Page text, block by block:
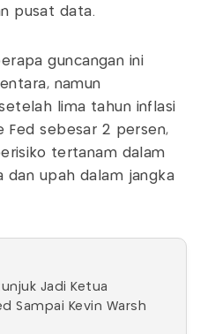
pusat data.
guncangan ini
namun
lima tahun inflasi
Fed sebesar 2 persen,
tertanam dalam
dan upah dalam jangka
Jadi Ketua
Sampai Kevin Warsh